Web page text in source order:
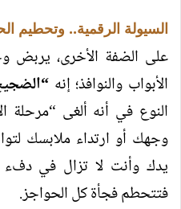
السيولة الرقمية.. وتحطيم
على الضفة الأخرى، يربض
الأبواب والنوافذ؛ إنه“
النوع في أنه ألغى “مرحلة
وجهك أو ارتداء ملابسك
يدك وأنت لا تزال في دفء
فتتحطم فجأة كل الحواجز.